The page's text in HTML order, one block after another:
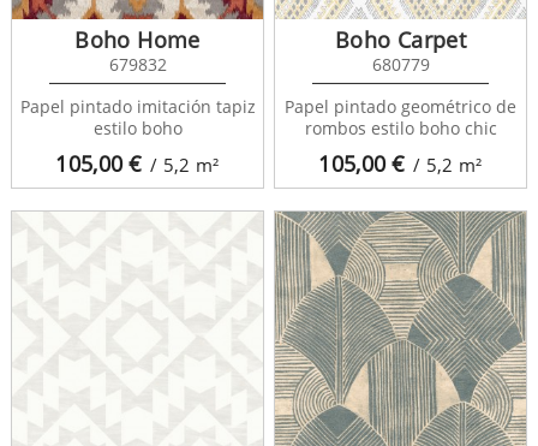
105,00€ / 5,2 m²
Boho Home
679832
Papel pintado imitación tapiz
estilo boho
105,00€ / 5,2 m²
Boho Carpet
680779
Papel pintado geométrico de
rombos estilo boho chic